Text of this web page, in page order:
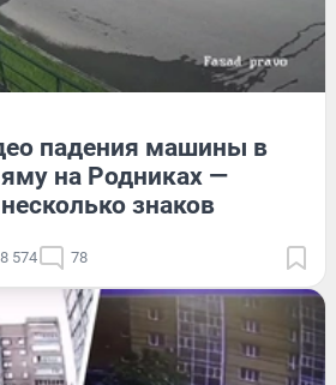
падения машины в
на Родниках —
знаков
574 78